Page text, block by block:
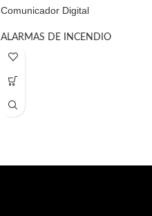
Comunicador Digital
ALARMAS DE INCENDIO